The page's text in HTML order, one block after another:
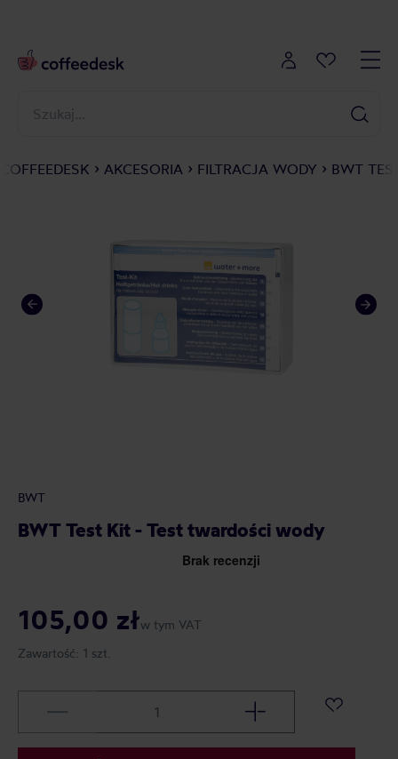
COFFEEDESK AKCESORIA FILTRACJA WODY BWT
BWT
BWT Test Kit - Test twardości wody
105,00 złw tym VAT
Zawartość: 1 szt.